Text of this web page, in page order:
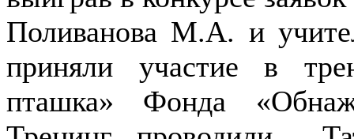
Поливанова М.А. и
приняли участие в
пташка» Фонда